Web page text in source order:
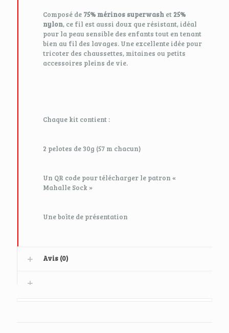
Composé de 75% mérinos superwash et 25%
nylon, ce fil est aussi doux que résistant, idéal
pour la peau sensible des enfants tout en tenant
bien au fil des lavages. Une excellente idée pour
tricoter des chaussettes, mitaines ou petits
accessoires pleins de vie.
Chaque kit contient :
2 pelotes de 30g (57 m chacun)
Un QR code pour télécharger le patron «
Mahalle Sock »
Une boîte de présentation
Avis (0)